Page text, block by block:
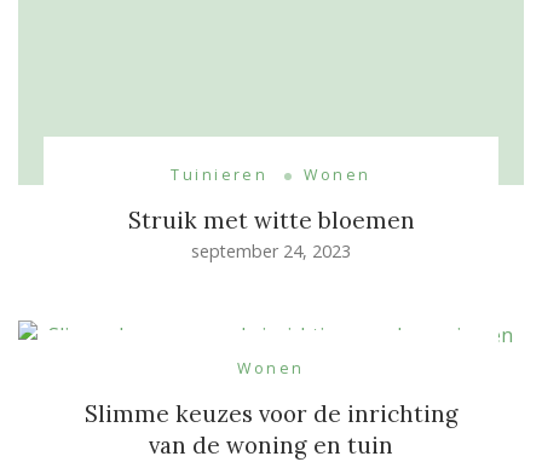
Tuinieren Wonen
Struik met witte bloemen
september 24, 2023
Wonen
Slimme keuzes voor de inrichting
van de woning en tuin